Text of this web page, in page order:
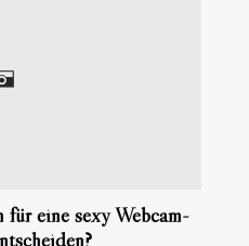
eine sexy Webcam-